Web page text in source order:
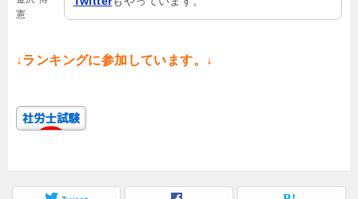
憲
↓ランキングに参加しています。↓